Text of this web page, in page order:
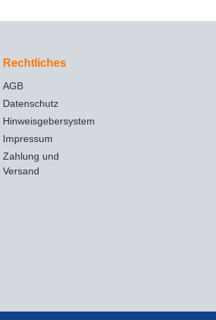
Rechtliches
AGB
Datenschutz
Hinweisgebersystem
Impressum
Zahlung und
Versand